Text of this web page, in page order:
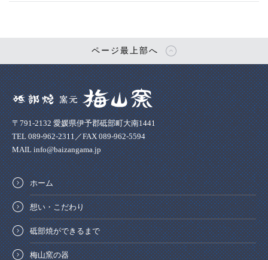
ページ最上部へ
〒791-2132 愛媛県伊予郡砥部町大南1441
TEL 089-962-2311／FAX 089-962-5594
MAIL info@baizangama.jp
ホーム
想い・こだわり
砥部焼ができるまで
梅山窯の器